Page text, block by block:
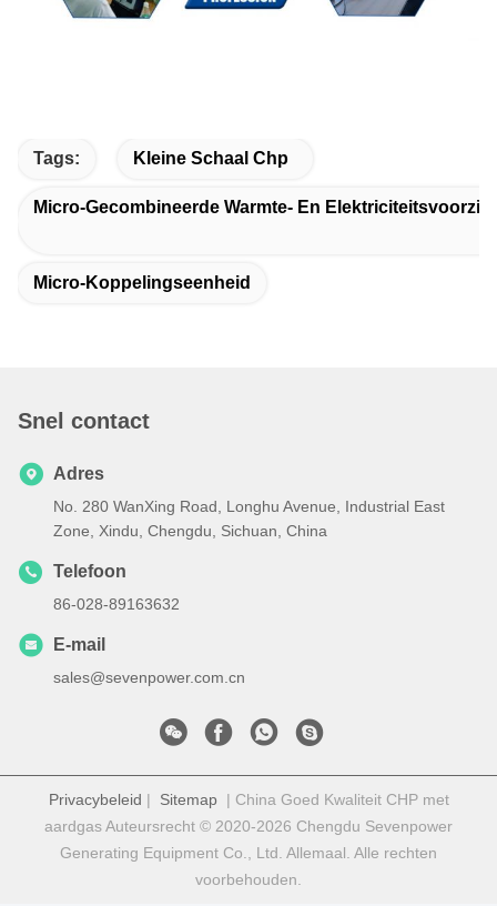
Tags: Kleine Schaal Chp
Micro-Gecombineerde Warmte- En
Micro-Koppelingseenheid
Snel contact
Adres
No. 280 WanXing Road, Longhu Avenue, Industrial East
Zone, Xindu, Chengdu, Sichuan, China
Telefoon
86-028-89163632
E-mail
sales@sevenpower.com.cn
Privacybeleid | Sitemap| China Goed Kwaliteit CHP met
aardgas Auteursrecht © 2020-2026 Chengdu Sevenpower
Generating Equipment Co., Ltd. Allemaal. Alle rechten
voorbehouden.